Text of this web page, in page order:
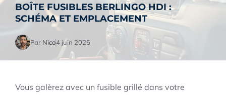
BOÎTE FUSIBLES BERLINGO HDI :
SCHÉMA ET EMPLACEMENT
Par Nico4 juin 2025
Vous galèrez avec un fusible grillé dans votre